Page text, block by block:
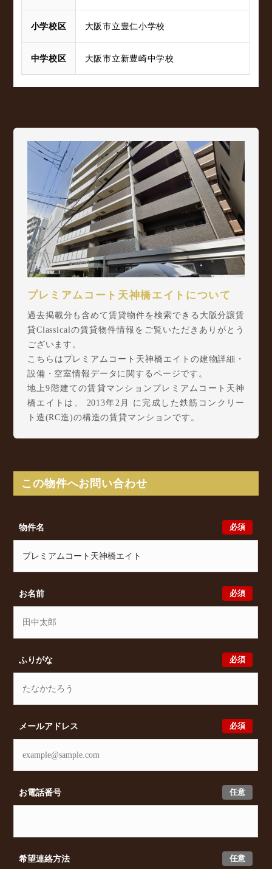
小学校区 大阪市立豊仁小学校
中学校区 大阪市立新豊崎中学校
プレミアムコート天神橋エイトについて
過去掲載分も含めて賃貸物件を検索できる大阪分譲賃
貸Classicalの賃貸物件情報をご覧いただきありがとう
ございます。
こちらはプレミアムコート天神橋エイトの建物詳細・
設備・空室情報データに関するページです。
地上9階建ての賃貸マンションプレミアムコート天神
橋エイトは、 2013年2月 に完成した鉄筋コンクリー
ト造(RC造)の構造の賃貸マンションです。
阪環状線 天満駅 徒歩17分 からアクセスが可能とな
っております。
確認をはじめ、天神橋8丁目10-18 周辺エリアで賃貸
物件・マンションをお探しでしたら、ぜひ大阪分譲賃
分譲賃貸Classicalでは、お問い合わせ以外にも来店予
希望の条件をいただきましたら、プロの目線からおす
すめの賃貸物件をご提案いたします。
この物件へお問い合わせ
必須
物件名
必須
お名前
必須
ふりがな
必須
メールアドレス
任意
お電話番号
任意
希望連絡方法